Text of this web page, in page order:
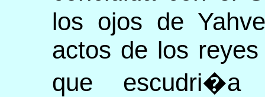
los ojos de
actos de los
que